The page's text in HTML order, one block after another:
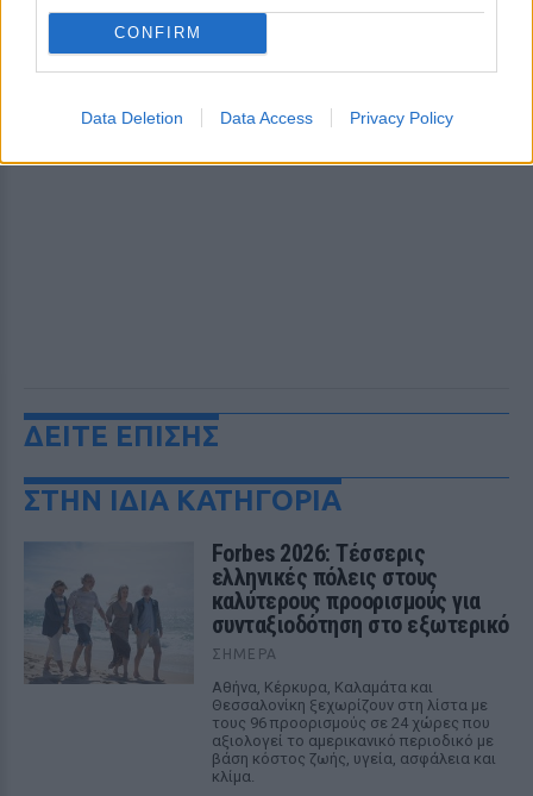
CONFIRM
Data Deletion Data Access Privacy Policy
ΔΕΙΤΕ ΕΠΙΣΗΣ
ΣΤΗΝ ΙΔΙΑ ΚΑΤΗΓΟΡΙΑ
Forbes 2026: Τέσσερις
ελληνικές πόλεις στους
καλύτερους προορισμούς για
συνταξιοδότηση στο εξωτερικό
ΣΉΜΕΡΑ
Αθήνα, Κέρκυρα, Καλαμάτα και
Θεσσαλονίκη ξεχωρίζουν στη λίστα με
τους 96 προορισμούς σε 24 χώρες που
αξιολογεί το αμερικανικό περιοδικό με
βάση κόστος ζωής, υγεία, ασφάλεια και
κλίμα.